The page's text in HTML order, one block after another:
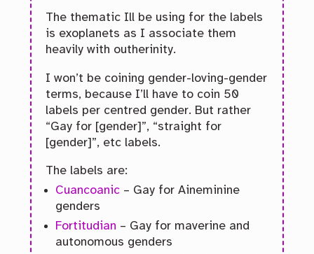
The thematic Ill be using for the labels
is exoplanets as I associate them
heavily with outherinity.
I won’t be coining gender-loving-gender
terms, because I’ll have to coin 50
labels per centred gender. But rather
“Gay for [gender]”, “straight for
[gender]”, etc labels.
The labels are:
Cuancoanic – Gay for Aineminine
genders
Fortitudian – Gay for maverine and
autonomous genders